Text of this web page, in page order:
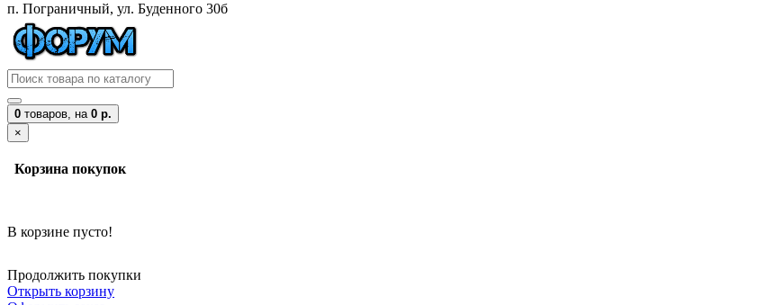
п. Пограничный, ул. Буденного 30б
0 товаров, на 0 р.
×
Корзина покупок
В корзине пусто!
Продолжить покупки
Открыть корзину